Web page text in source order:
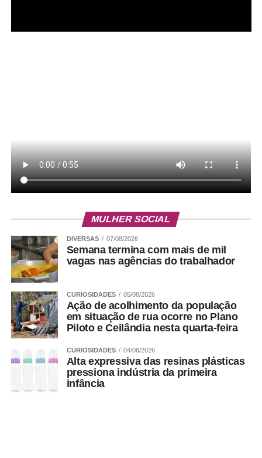
MULHER SOCIAL
DIVERSAS 07/08/2026
Semana termina com mais de mil
vagas nas agências do trabalhador
CURIOSIDADES 05/08/2026
Ação de acolhimento da população
em situação de rua ocorre no Plano
Piloto e Ceilândia nesta quarta-feira
CURIOSIDADES 04/08/2026
Alta expressiva das resinas plásticas
pressiona indústria da primeira
infância